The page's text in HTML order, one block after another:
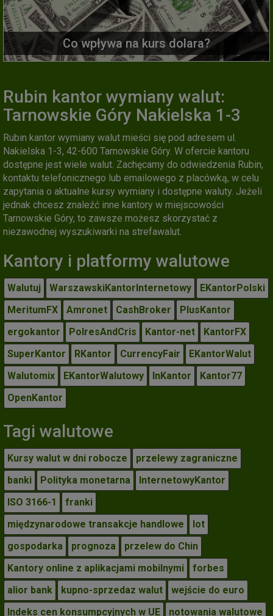
Co wpływa na kurs dolara?
Rubin kantor wymiany walut:
Tarnowskie Góry Nakielska 1-3
Rubin kantor wymiany walut mieści się pod adresem ul.
Nakielska 1-3, 42-600 Tarnowskie Góry. W ofercie kantoru
dostępne jest wiele walut. Zachęcamy do odwiedzenia Rubin,
kontaktu telefonicznego lub emailowego z placówką, w celu
zapytania o aktualne kursy wymiany i dostępne waluty. Jeżeli
jednak chcesz znaleźć inne kantory w miejscowości
Tarnowskie Góry, to zawsze możesz skorzystać z
niezawodnej wyszukiwarki na strefawalut.
Kantory i platformy walutowe
Walutuj WarszawskiKantorInternetowy
EKantorPolski
MeritumFX
Amronet CashBroker
PlusKantor
ergokantor
PolresAndCris Kantor-net
KantorFX
SuperKantor
RKantor CurrencyFair
EKantorWalut
Walutomix
EKantorWalutowy InKantor
Kantor77
OpenKantor
Tagi walutowe
Kursy walut w dni robocze
przelewy zagraniczne
banki
Polityka monetarna
InternetowyKantor
ISO 3166-1
franki
międzynarodowe transakcje handlowe
lot
gospodarka
prognoza
przelew do Chin
Kantory online z aplikacjami mobilnymi
forbes
alior bank
kupno-sprzedaz walut
wejście do euro
Indeks cen konsumpcyjnych w UE
notowania walutowe